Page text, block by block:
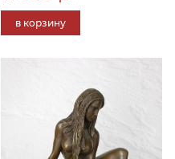
в корзину